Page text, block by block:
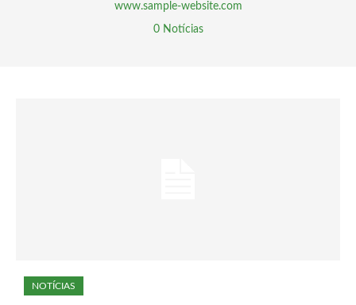
www.sample-website.com
0 Notícias
NOTÍCIAS